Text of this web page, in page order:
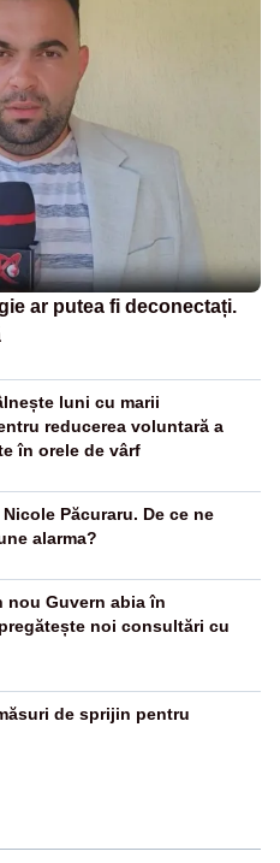
ar putea fi deconectați.
luni cu marii
reducerea voluntară a
în orele de vârf
Păcuraru. De ce ne
alarma?
nou Guvern abia în
noi consultări cu
de sprijin pentru